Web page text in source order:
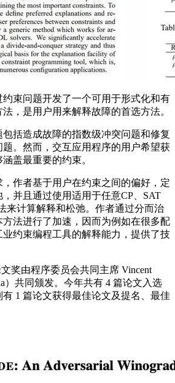
问题开发了一个可用于形式化和有
，是用户用来解释故障的首选方法。
造成故障的指数级冲突问题和修复
。然而，交互应用程序的用户希望获
盖最重要的约束。
者基于用户在约束之间的偏好，定
并且通过使用适用于任意CP、SAT
来计算解释和松弛。作者通过分而治
法进行了加速，因而为例如在很多配
约束编程工具的解释能力，提供了技
由程序委员会共同主席 Vincent
）共同颁发。今年共有 4 篇论文入选
1 篇论文获得最佳论文及提名、最佳